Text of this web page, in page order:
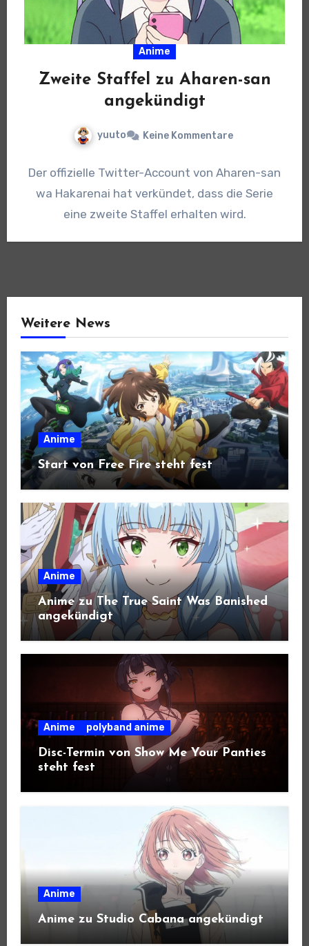
Anime
Zweite Staffel zu Aharen-san
angekündigt
yuuto Keine Kommentare
Der offizielle Twitter-Account von Aharen-san
wa Hakarenai hat verkündet, dass die Serie
eine zweite Staffel erhalten wird.
Weitere News
Anime
Start von Free Fire steht fest
Anime
Anime zu The True Saint Was Banished
angekündigt
Anime polyband anime
Disc-Termin von Show Me Your Panties
steht fest
Anime
Anime zu Studio Cabana angekündigt